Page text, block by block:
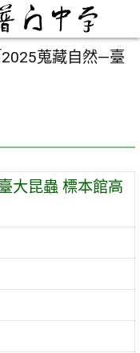
2025蒐藏自然—臺
大昆蟲 標本館高